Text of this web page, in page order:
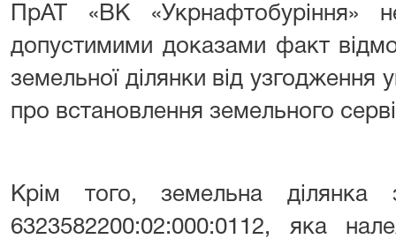
ПрАТ «ВК «Укрнафтобуріння»
допустимими доказами факт
земельної ділянки від узгодження
про встановлення земельного
Крім того, земельна
6323582200:02:000:0112, яка